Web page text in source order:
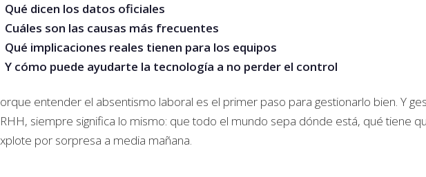
Qué dicen los datos oficiales
Cuáles son las causas más frecuentes
Qué implicaciones reales tienen para los equipos
Y cómo puede ayudarte la tecnología a no perder el control
entender el absentismo laboral es el primer paso para gestionarlo bien. Y
siempre significa lo mismo: que todo el mundo sepa dónde está, qué tiene
por sorpresa a media mañana.